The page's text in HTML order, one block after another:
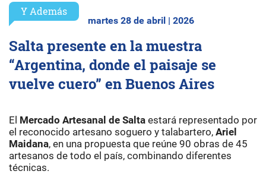
Y Además
martes 28 de abril | 2026
Salta presente en la muestra
“Argentina, donde el paisaje se
vuelve cuero” en Buenos Aires
El Mercado Artesanal de Salta estará representado por
el reconocido artesano soguero y talabartero, Ariel
Maidana, en una propuesta que reúne 90 obras de 45
artesanos de todo el país, combinando diferentes
técnicas.